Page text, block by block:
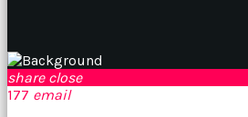
bunu
tekrar
yapmak
share close
177 email